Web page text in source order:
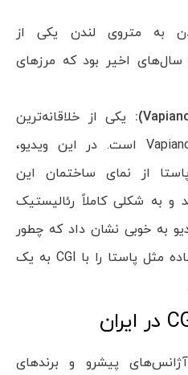
به متروی لندن یکی از
سال‌های اخیر بود که مرزهای
: یکی از خلاقانه‌ترین
نمونه‌ها، تبلیغ برند Vapiano است. در این ویدیو،
از نمای ساختمان این
و به شکلی کاملاً رئالیستیک
به خوبی نشان داد که چطور
می‌توان یک محصول ساده مثل پاستا را با CGI به یک
پیشرو و برندهای